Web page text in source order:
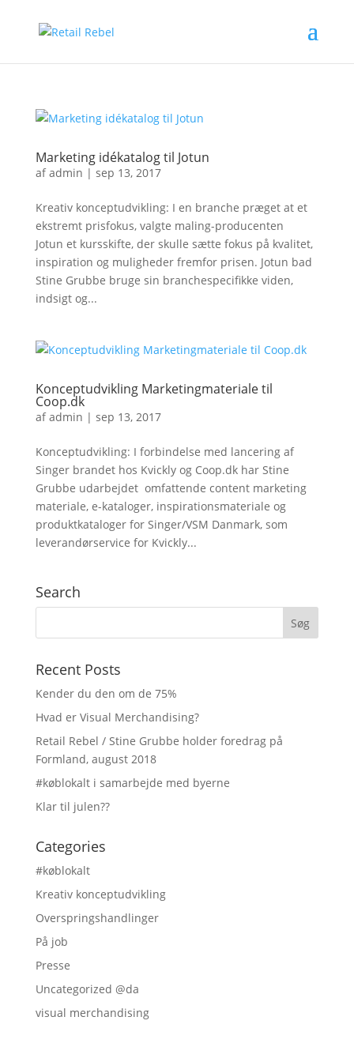
Marketing idékatalog til Jotun
afadmin | sep 13, 2017
Kreativ konceptudvikling: I en branche præget at et
ekstremt prisfokus, valgte maling-producenten
Jotun et kursskifte, der skulle sætte fokus på kvalitet,
inspiration og muligheder fremfor prisen. Jotun bad
Stine Grubbe bruge sin branchespecifikke viden,
indsigt og...
Konceptudvikling Marketingmateriale til
Coop.dk
afadmin | sep 13, 2017
Konceptudvikling: I forbindelse med lancering af
Singer brandet hos Kvickly og Coop.dk har Stine
Grubbe udarbejdet omfattende content marketing
materiale, e-kataloger, inspirationsmateriale og
produktkataloger for Singer/VSM Danmark, som
leverandørservice for Kvickly...
Search
Recent Posts
Kender du den om de 75%
Hvad er Visual Merchandising?
Retail Rebel / Stine Grubbe holder foredrag på
Formland, august 2018
#køblokalt i samarbejde med byerne
Klar til julen??
Categories
#køblokalt
Kreativ konceptudvikling
Overspringshandlinger
På job
Presse
Uncategorized @da
visual merchandising